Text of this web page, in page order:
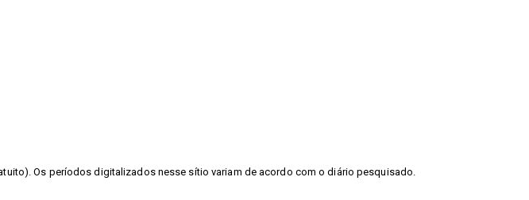
Os períodos digitalizados nesse sítio variam de acordo com o diário pesquisado.